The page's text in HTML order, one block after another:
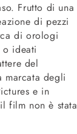
Frutto di una
di pezzi
di orologi
o ideati
del
marcata degli
e in
film non è stata